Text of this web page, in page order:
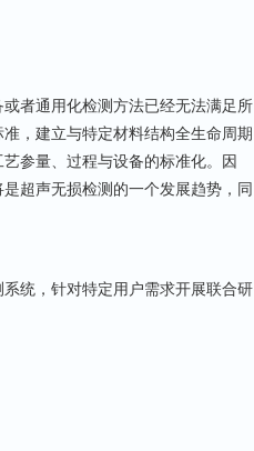
者通用化检测方法已经无法满足所
，建立与特定材料结构全生命周期
参量、过程与设备的标准化。因
超声无损检测的一个发展趋势，同
统，针对特定用户需求开展联合研